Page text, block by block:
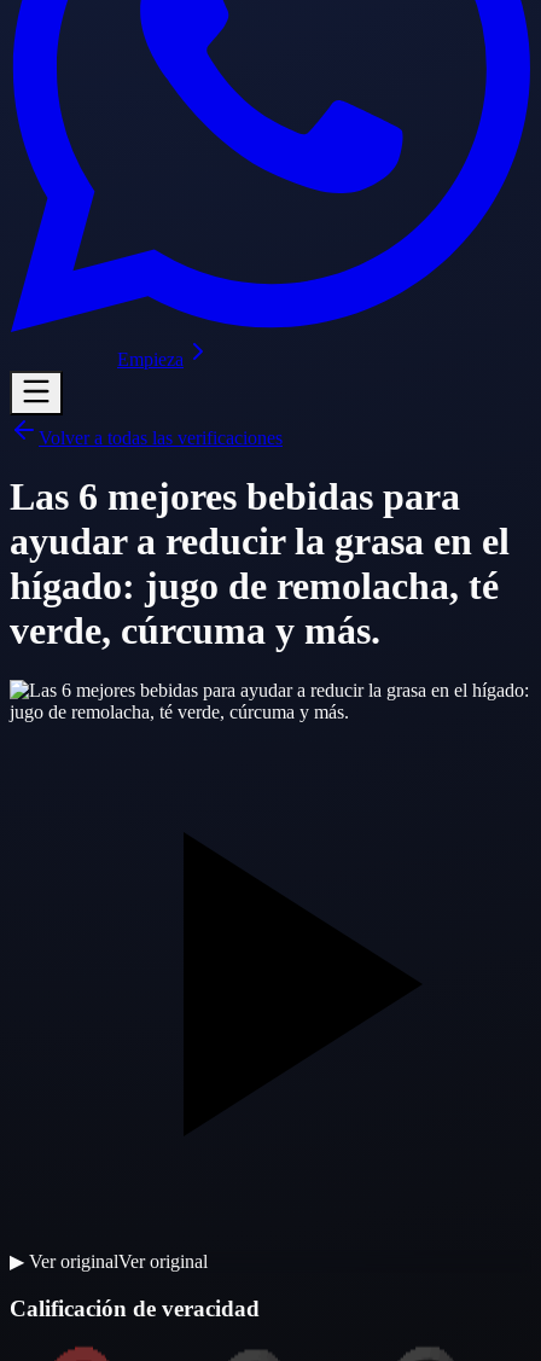
Empieza
Volver a todas las verificaciones
Las 6 mejores bebidas para
ayudar a reducir la grasa en el
hígado: jugo de remolacha, té
verde, cúrcuma y más.
▶ Ver originalVer original
Calificación de veracidad